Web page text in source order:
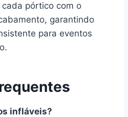
pórtico com o
garantindo
para eventos
infláveis?